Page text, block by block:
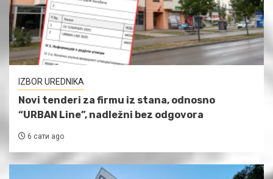
IZBOR UREDNIKA
Novi tenderi za firmu iz stana, odnosno
“URBAN Line”, nadležni bez odgovora
6 сати ago